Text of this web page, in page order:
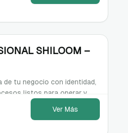
SHILOOM –
de tu negocio con identidad,
listos para operar y
Ver Más